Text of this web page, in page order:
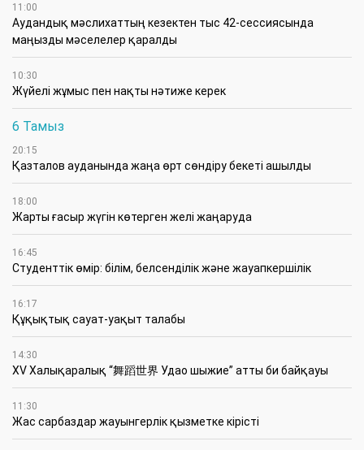
11:00
Аудандық мәслихаттың кезектен тыс 42-сессиясында
маңызды мәселелер қаралды
10:30
Жүйелі жұмыс пен нақты нәтиже керек
6 Тамыз
20:15
Қазталов ауданында жаңа өрт сөндіру бекеті ашылды
18:00
Жарты ғасыр жүгін көтерген желі жаңаруда
16:45
Студенттік өмір: білім, белсенділік және жауапкершілік
16:17
Құқықтық сауат-уақыт талабы
14:30
XV Халықаралық “舞蹈世界 Удао шыжие” атты би байқауы
11:30
Жас сарбаздар жауынгерлік қызметке кірісті